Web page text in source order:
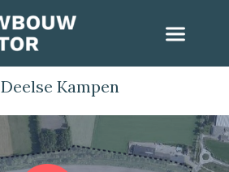
Deelse Kampen